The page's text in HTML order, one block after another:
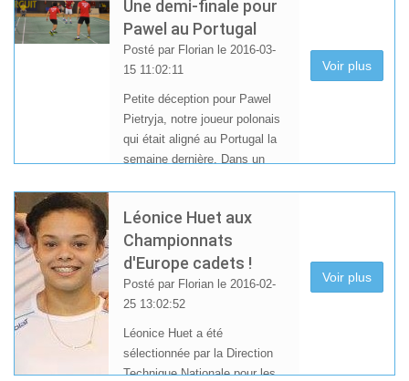
Une demi-finale pour
Pawel au Portugal
Posté par Florian le 2016-03-
15 11:02:11
Petite déception pour Pawel
Pietryja, notre joueur polonais
qui était aligné au Portugal la
semaine dernière. Dans un
en double hommes et un quart
de finale en double mixte.
Voir plus
Léonice Huet aux
Championnats
d'Europe cadets !
Posté par Florian le 2016-02-
25 13:02:52
Léonice Huet a été
sélectionnée par la Direction
Technique Nationale pour les
Voir plus